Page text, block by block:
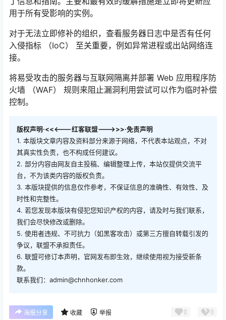
用于所有受影响的实例。
对于无法立即修补的组织，查看服务器日志中是否有任何
入侵指标 （IoC） 至关重要，例如异常进程或出站网络连
接。
将易受攻击的服务器与互联网隔离并部署 Web 应用程序防
火墙 （WAF） 规则来阻止漏洞利用尝试可以作为临时补偿
控制。
版权声明·<<<---红客联盟--->>>·免责声明
1. 本版块文章内容及资料部分来源于网络，不代表本站观点，不对
其真实性负责，也不构成任何建议。
2. 部分内容由网友自主投稿、编辑整理上传，本站仅提供交流平
台，不为该类内容的版权负责。
3. 本版块提供的信息仅作参考，不保证信息的准确性、有效性、及
时性和完整性。
4. 若您发现本版块有侵犯您知识产权的内容，请及时与我们联系，
我们会尽快修改或删除。
5. 使用者违规、不可抗力（如黑客攻击）或第三方擅自转载引发的
争议，联盟不承担责任。
6. 联盟可修订本声明，官网发布即生效，继续使用视为接受新条
款。
联系我们：admin@chnhonker.com
海报分享 收藏 举报 0 0